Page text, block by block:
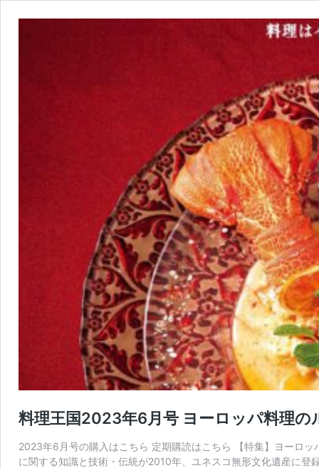
料理王国2023年6月号 ヨーロッパ料理の
2023年6月号の購入はこちら 定期購読はこちら 【特集】ヨーロ
に関する知識と技術・伝統が2010年、ユネスコ無形文化遺産に